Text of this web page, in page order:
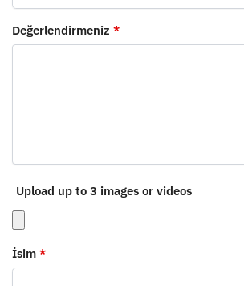
Değerlendirmeniz *
Upload up to 3 images or videos
İsim *